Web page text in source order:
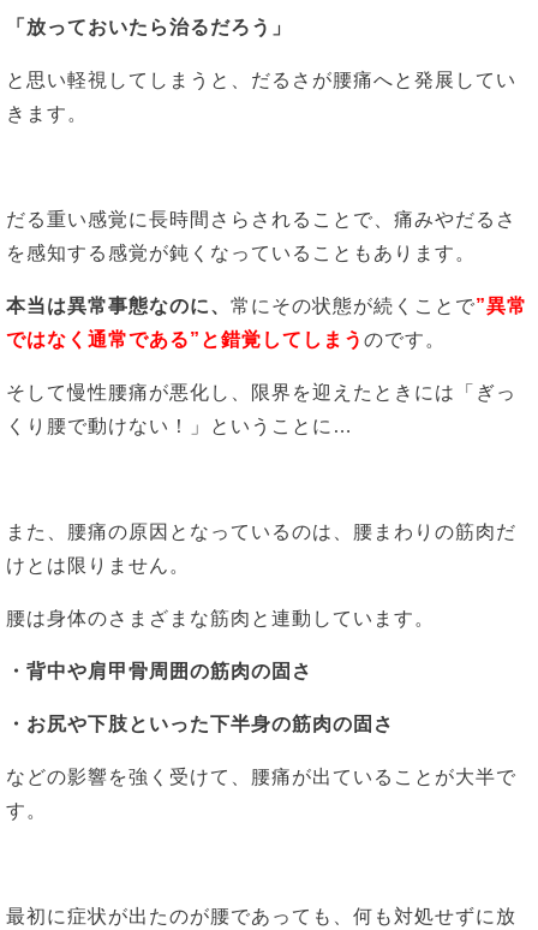
「放っておいたら治るだろう」
と思い軽視してしまうと、だるさが腰痛へと発展してい
きます。
だる重い感覚に長時間さらされることで、痛みやだるさ
を感知する感覚が鈍くなっていることもあります。
本当は異常事態なのに、 常にその状態が続くことで”異常
ではなく通常である”と錯覚してしまう のです。
そして慢性腰痛が悪化し、限界を迎えたときには「ぎっ
くり腰で動けない！」ということに…
また、腰痛の原因となっているのは、腰まわりの筋肉だ
けとは限りません。
腰は身体のさまざまな筋肉と連動しています。
・背中や肩甲骨周囲の筋肉の固さ
・お尻や下肢といった下半身の筋肉の固さ
などの影響を強く受けて、腰痛が出ていることが大半で
す。
最初に症状が出たのが腰であっても、何も対処せずに放